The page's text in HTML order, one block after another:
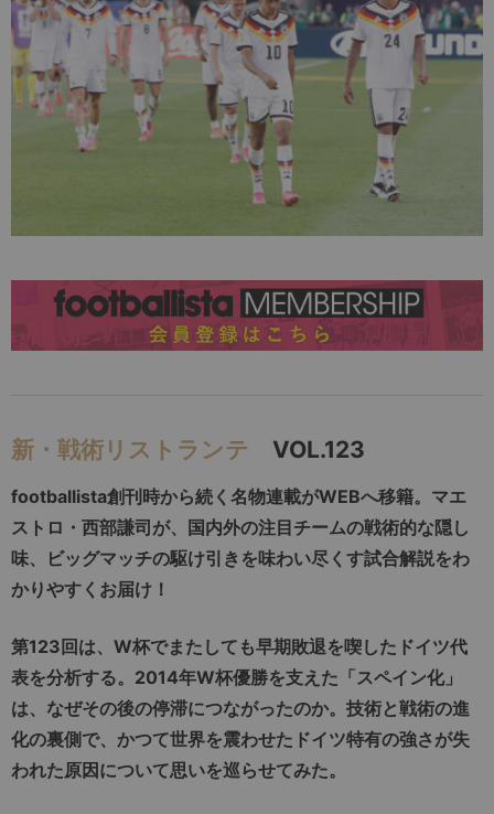
新・戦術リストランテ VOL.123
footballista創刊時から続く名物連載がWEBへ移籍。マエ
ストロ・西部謙司が、国内外の注目チームの戦術的な隠し
味、ビッグマッチの駆け引きを味わい尽くす試合解説をわ
かりやすくお届け！
第123回は、W杯でまたしても早期敗退を喫したドイツ代
表を分析する。2014年W杯優勝を支えた「スペイン化」
は、なぜその後の停滞につながったのか。技術と戦術の進
化の裏側で、かつて世界を震わせたドイツ特有の強さが失
われた原因について思いを巡らせてみた。